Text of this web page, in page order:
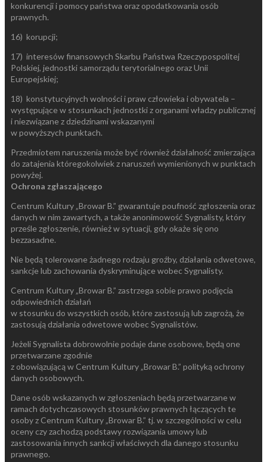
konkurencji i pomocy państwa oraz opodatkowania osób
prawnych.
16) korupcji;
17) interesów finansowych Skarbu Państwa Rzeczypospolitej
Polskiej, jednostki samorządu terytorialnego oraz Unii
Europejskiej;
18) konstytucyjnych wolności i praw człowieka i obywatela –
występujące w stosunkach jednostki z organami władzy publicznej
i niezwiązane z dziedzinami wskazanymi
w powyższych punktach.
Przedmiotem naruszenia może być również działalność zmierzająca
do zatajenia któregokolwiek z naruszeń wymienionych w punktach
powyżej.
Ochrona zgłaszającego
Centrum Kultury „Browar B.” gwarantuje poufność zgłoszenia oraz
danych w nim zawartych, a także anonimowość Sygnalisty, który
prześle zgłoszenie, również w sytuacji, gdy okaże się ono
bezzasadne.
Nie będą tolerowane żadnego rodzaju groźby, działania odwetowe,
sankcje lub zachowania dyskryminujące wobec Sygnalisty.
Centrum Kultury „Browar B.” zastrzega sobie prawo podjęcia
odpowiednich działań
w stosunku do wszystkich osób, które zastosują lub zagrożą, że
zastosują działania odwetowe wobec Sygnalistów.
Jeżeli Sygnalista dobrowolnie podaje dane osobowe, będą one
przetwarzane zgodnie
z obowiązującą w Centrum Kultury „Browar B.” polityką ochrony
danych osobowych.
Dane osób wskazanych w zgłoszeniach będą przetwarzane w
ramach dotychczasowych stosunków prawnych łączących te
osoby z Centrum Kultury „Browar B.” tj. w szczególności w celu
oceny czy zachodzą podstawy rozwiązania umowy lub
zastosowania innych sankcji właściwych dla danego stosunku
prawnego.